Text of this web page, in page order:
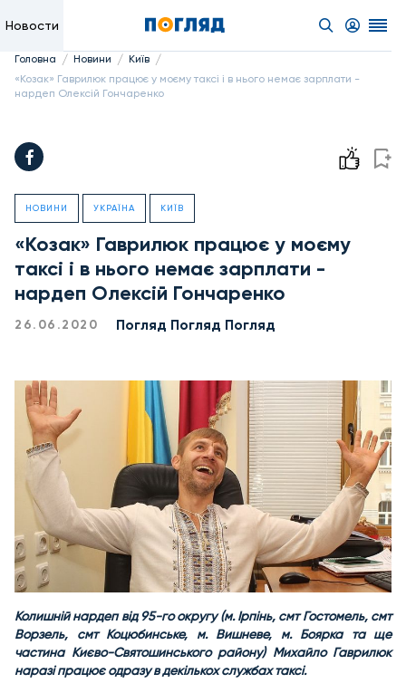
Новости
Головна / Новини / Київ /
«Козак» Гаврилюк працює у моєму таксі і в нього немає зарплати -
нардеп Олексій Гончаренко
НОВИНИ УКРАЇНА КИЇВ
«Козак» Гаврилюк працює у моєму
таксі і в нього немає зарплати -
нардеп Олексій Гончаренко
26.06.2020 Погляд Погляд Погляд
Колишній нардеп від 95-го округу (м. Ірпінь, смт Гостомель, смт
Ворзель, смт Коцюбинське, м. Вишневе, м. Боярка та ще
частина Києво-Святошинського району) Михайло Гаврилюк
наразі працює одразу в декількох службах таксі.